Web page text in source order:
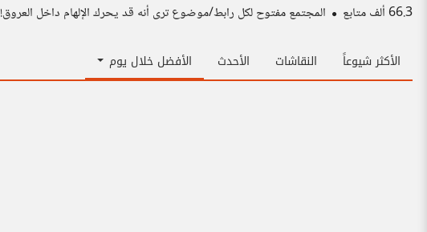
66.3 ألف متابع المجتمع مفتوح لكل رابط/موضوع ترى أنه قد يحرك الإلهام داخل العروق!
الأكثر شيوعاً النقاشات الأحدث الأفضل خلال يوم